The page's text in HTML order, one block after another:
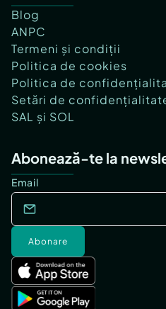
Blog
ANPC
Termeni și condiții
Politica de cookies
Politica de
Setări de
SAL și SOL
Abonează-te la
Email
Abonare